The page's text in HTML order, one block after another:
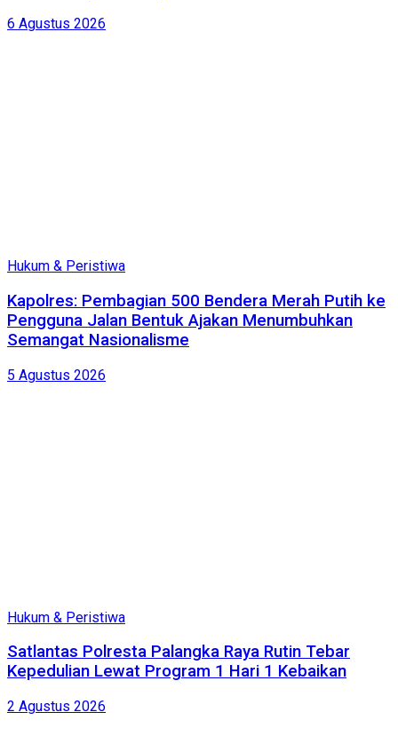
6 Agustus 2026
Hukum & Peristiwa
Kapolres: Pembagian 500 Bendera Merah Putih ke
Pengguna Jalan Bentuk Ajakan Menumbuhkan
Semangat Nasionalisme
5 Agustus 2026
Hukum & Peristiwa
Satlantas Polresta Palangka Raya Rutin Tebar
Kepedulian Lewat Program 1 Hari 1 Kebaikan
2 Agustus 2026